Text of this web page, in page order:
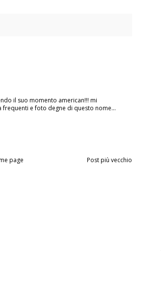
il suo momento american!!! mi
e foto degne di questo nome...
Post più vecchio
page